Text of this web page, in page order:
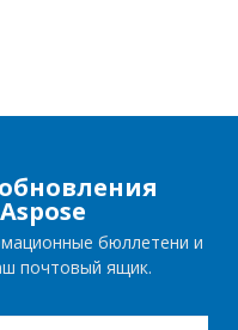
бюллетени и
почтовый ящик.